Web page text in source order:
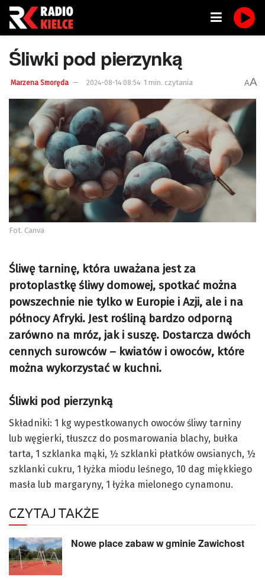
Śliwki pod pierzynką
Marzena Smoręda 2024-08-14 08:54 1 min. czytania AA
Fot. Canva
Śliwę tarninę, która uważana jest za
protoplastkę śliwy domowej, spotkać można
powszechnie nie tylko w Europie i Azji, ale i na
północy Afryki. Jest rośliną bardzo odporną
zarówno na mróz, jak i suszę. Dostarcza dwóch
cennych surowców – kwiatów i owoców, które
można wykorzystać w kuchni.
Śliwki pod pierzynką
Składniki: 1 kg wypestkowanych owoców śliwy tarniny
lub węgierki, tłuszcz do posmarowania blachy, bułka
tarta, 1 szklanka mąki, ½ szklanki płatków owsianych, ½
szklanki cukru, 1 łyżka miodu leśnego, 10 dag miękkiego
masła lub margaryny, 1 łyżka mielonego cynamonu.
CZYTAJ TAKŻE
Nowe place zabaw w gminie Zawichost